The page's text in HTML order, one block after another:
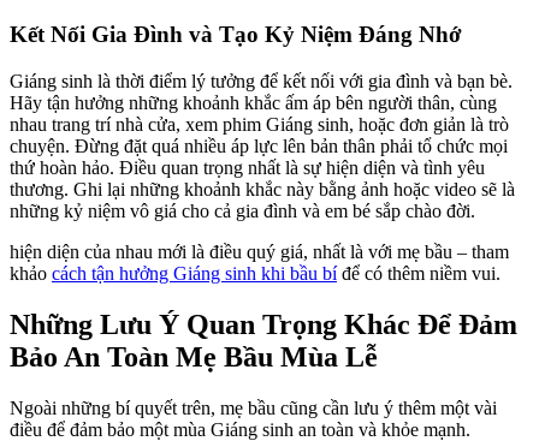
Kết Nối Gia Đình và Tạo Kỷ Niệm Đáng Nhớ
Giáng sinh là thời điểm lý tưởng để kết nối với gia đình và bạn bè.
Hãy tận hưởng những khoảnh khắc ấm áp bên người thân, cùng
nhau trang trí nhà cửa, xem phim Giáng sinh, hoặc đơn giản là trò
chuyện. Đừng đặt quá nhiều áp lực lên bản thân phải tổ chức mọi
thứ hoàn hảo. Điều quan trọng nhất là sự hiện diện và tình yêu
thương. Ghi lại những khoảnh khắc này bằng ảnh hoặc video sẽ là
những kỷ niệm vô giá cho cả gia đình và em bé sắp chào đời.
hiện diện của nhau mới là điều quý giá, nhất là với mẹ bầu – tham
khảo cách tận hưởng Giáng sinh khi bầu bíđể có thêm niềm vui.
Những Lưu Ý Quan Trọng Khác Để Đảm
Bảo An Toàn Mẹ Bầu Mùa Lễ
Ngoài những bí quyết trên, mẹ bầu cũng cần lưu ý thêm một vài
điều để đảm bảo một mùa Giáng sinh an toàn và khỏe mạnh.